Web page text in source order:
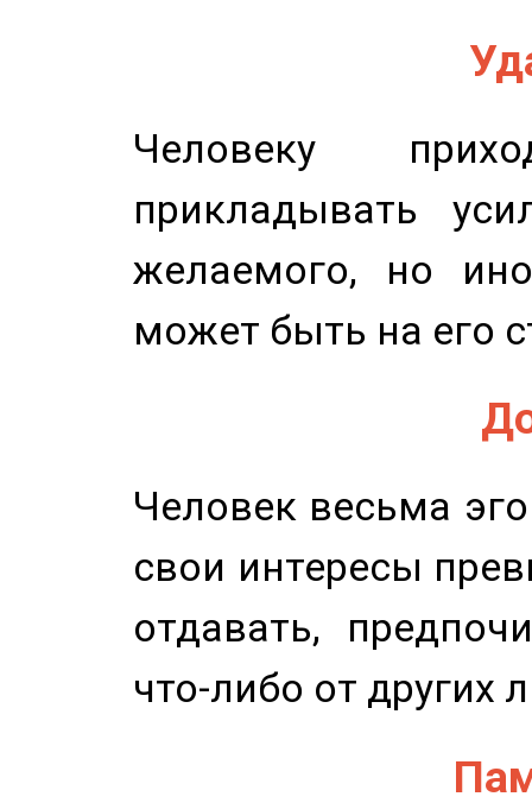
Человеку
прикладывать
желаемого, но
может быть на его
Человек весьма
свои интересы
отдавать,
что-либо от других